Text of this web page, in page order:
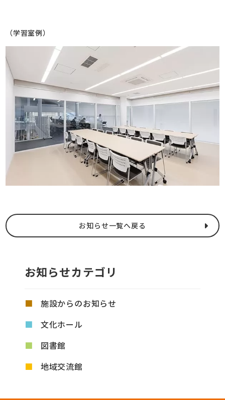
（学習室例）
お知らせ一覧へ戻る
お知らせカテゴリ
施設からのお知らせ
文化ホール
図書館
地域交流館